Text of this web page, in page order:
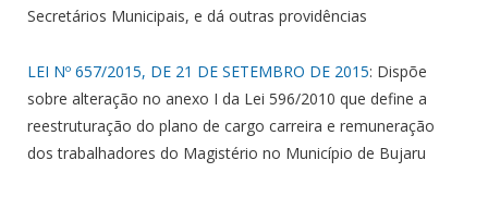
Secretários Municipais, e dá outras providências
LEI Nº 657/2015, DE 21 DE SETEMBRO DE 2015: Dispõe
sobre alteração no anexo I da Lei 596/2010 que define a
reestruturação do plano de cargo carreira e remuneração
dos trabalhadores do Magistério no Município de Bujaru